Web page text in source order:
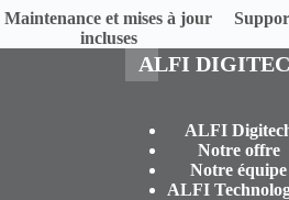
Maintenance et mises à jour
incluses
ALFI
ALFI
Notre offre
Notre équipe
ALFI